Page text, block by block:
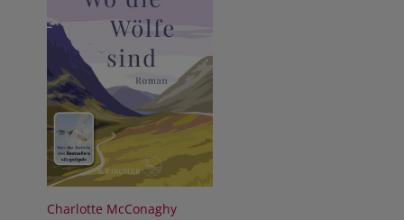
Charlotte McConaghy